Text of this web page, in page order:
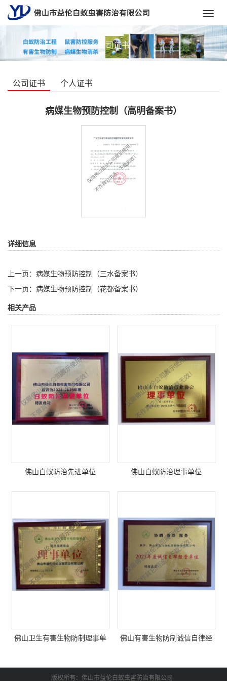
公司证书
公司证书 个人证书
病媒生物预防控制（高明备案书）
详细信息
上一页： 病媒生物预防控制（三水备案书）
下一页： 病媒生物预防控制（花都备案书）
相关产品
佛山白蚁防治先进单位 佛山白蚁防治理事单位
佛山卫生有害生物防制理事单 佛山有害生物防制诚信自律经
版权所有：佛山市益伦白蚁虫害防治有限公司